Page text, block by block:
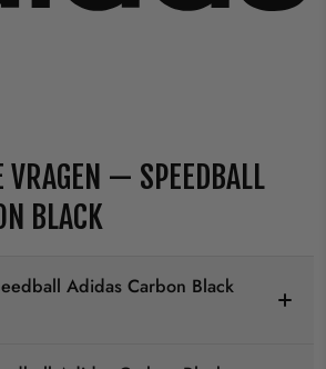
VRAGEN — SPEEDBALL
BLACK
Adidas Carbon Black